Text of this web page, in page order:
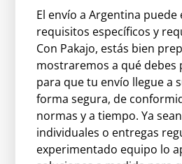
El envío a Argentina puede
requisitos específicos y
Con Pakajo, estás bien
mostraremos a qué debes
para que tu envío llegue a
forma segura, de
normas y a tiempo. Ya
individuales o entregas
experimentado equipo lo